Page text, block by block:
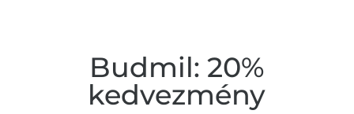
Budmil: 20%
kedvezmény